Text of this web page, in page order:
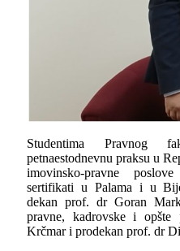
Studentima Pravnog
petnaestodnevnu praksu u
imovinsko-pravne
sertifikati u Palama i u
dekan prof. dr Goran
pravne, kadrovske i
Krčmar i prodekan prof. dr